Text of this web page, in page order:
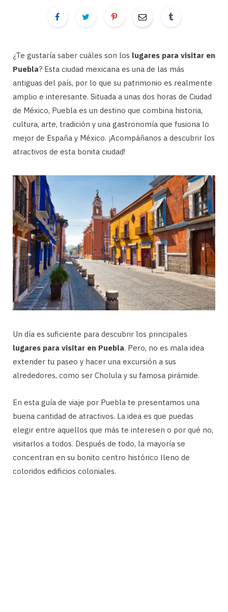
¿Te gustaría saber cuáles son los lugares para visitar en
Puebla? Esta ciudad mexicana es una de las más
antiguas del país, por lo que su patrimonio es realmente
amplio e interesante. Situada a unas dos horas de Ciudad
de México, Puebla es un destino que combina historia,
cultura, arte, tradición y una gastronomía que fusiona lo
mejor de España y México. ¡Acompáñanos a descubrir los
atractivos de esta bonita ciudad!
Un día es suficiente para descubrir los principales
lugares para visitar en Puebla. Pero, no es mala idea
extender tu paseo y hacer una excursión a sus
alrededores, como ser Cholula y su famosa pirámide.
En esta guía de viaje por Puebla te presentamos una
buena cantidad de atractivos. La idea es que puedas
elegir entre aquellos que más te interesen o por qué no,
visitarlos a todos. Después de todo, la mayoría se
concentran en su bonito centro histórico lleno de
coloridos edificios coloniales.